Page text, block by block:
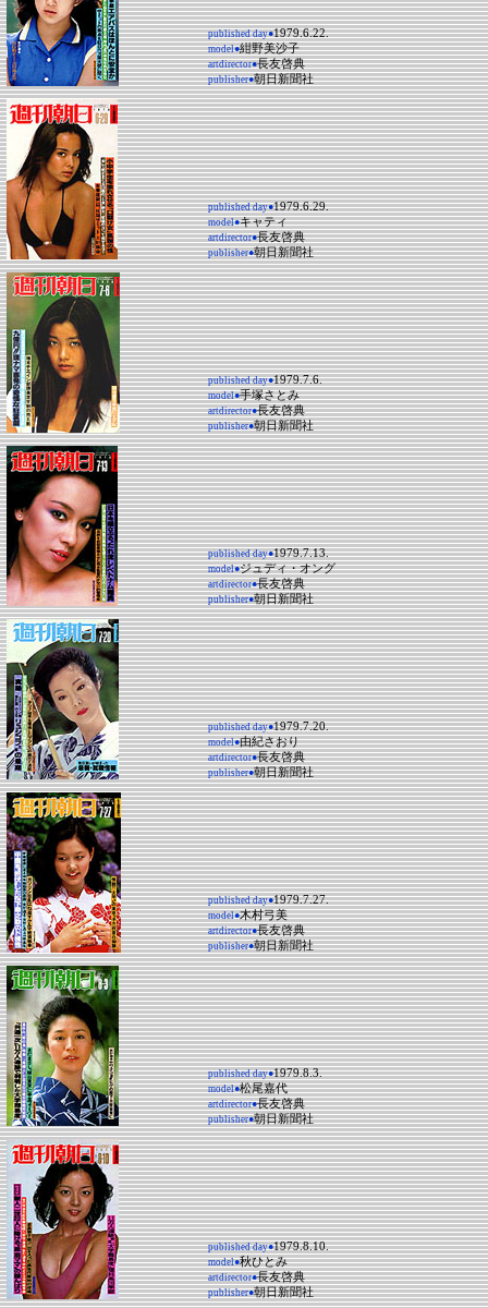
published day●1979.6.22.
model●紺野美沙子
artdirector●長友啓典
publisher●朝日新聞社
published day●1979.6.29.
model●キャティ
artdirector●長友啓典
publisher●朝日新聞社
published day●1979.7.6.
model●手塚さとみ
artdirector●長友啓典
publisher●朝日新聞社
published day●1979.7.13.
model●ジュディ・オング
artdirector●長友啓典
publisher●朝日新聞社
published day●1979.7.20.
model●由紀さおり
artdirector●長友啓典
publisher●朝日新聞社
published day●1979.7.27.
model●木村弓美
artdirector●長友啓典
publisher●朝日新聞社
published day●1979.8.3.
model●松尾嘉代
artdirector●長友啓典
publisher●朝日新聞社
published day●1979.8.10.
model●秋ひとみ
artdirector●長友啓典
publisher●朝日新聞社